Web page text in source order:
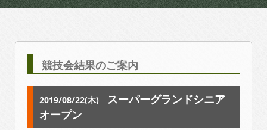
競技会結果のご案内
2019/08/22(木)
スーパーグランドシニア
オープン